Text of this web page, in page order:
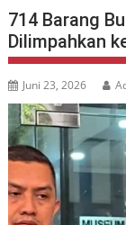
714 Barang
Dilimpahkan
Juni 23, 2026